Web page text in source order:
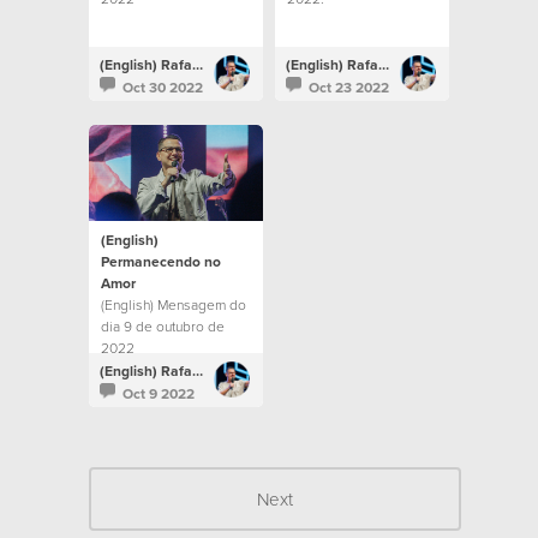
(English) Rafael Bitencourt
Oct 30 2022
(English) Rafael Bitencourt
Oct 23 2022
(English)
Permanecendo no
Amor
(English) Mensagem do
dia 9 de outubro de
2022
(English) Rafael Bitencourt
Oct 9 2022
Next